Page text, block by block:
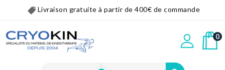
Livraison gratuite à partir de 400€ de commande
0